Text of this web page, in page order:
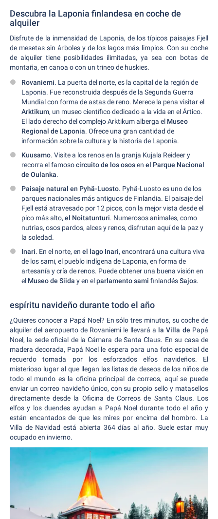
Descubra la Laponia finlandesa en coche de
alquiler
Disfrute de la inmensidad de Laponia, de los típicos paisajes Fjell
de mesetas sin árboles y de los lagos más limpios. Con su coche
de alquiler tiene posibilidades ilimitadas, ya sea con botas de
montaña, en canoa o con un trineo de huskies.
Rovaniemi. La puerta del norte, es la capital de la región de
Laponia. Fue reconstruida después de la Segunda Guerra
Mundial con forma de astas de reno. Merece la pena visitar el
Arktikum, un museo científico dedicado a la vida en el Ártico.
El lado derecho del complejo Arktikum alberga el Museo
Regional de Laponia. Ofrece una gran cantidad de
información sobre la cultura y la historia de Laponia.
Kuusamo. Visite a los renos en la granja Kujala Reideer y
recorra el famosocircuito de los ososen el Parque Nacional
de Oulanka.
Paisaje natural en Pyhä-Luosto. Pyhä-Luosto es uno de los
parques nacionales más antiguos de Finlandia. El paisaje del
Fjell está atravesado por 12 picos, con la mejor vista desde el
pico más alto, el Noitatunturi. Numerosos animales, como
nutrias, osos pardos, alces y renos, disfrutan aquí de la paz y
la soledad.
Inari. En el norte, en el lago Inari, encontrará una cultura viva
de los sami, el pueblo indígena de Laponia, en forma de
artesanía y cría de renos. Puede obtener una buena visión en
el Museo de Siida y en elparlamento sami finlandésSajos.
espíritu navideño durante todo el año
¿Quieres conocer a Papá Noel? En sólo tres minutos, su coche de
alquiler del aeropuerto de Rovaniemi le llevará a la Villa de Papá
Noel, la sede oficial de la Cámara de Santa Claus. En su casa de
madera decorada, Papá Noel le espera para una foto especial de
recuerdo tomada por los esforzados elfos navideños. El
misterioso lugar al que llegan las listas de deseos de los niños de
todo el mundo es la oficina principal de correos, aquí se puede
enviar un correo navideño único, con su propio sello y matasellos
directamente desde la Oficina de Correos de Santa Claus. Los
elfos y los duendes ayudan a Papá Noel durante todo el año y
están encantados de que les mires por encima del hombro. La
Villa de Navidad está abierta 364 días al año. Suele estar muy
ocupado en invierno.